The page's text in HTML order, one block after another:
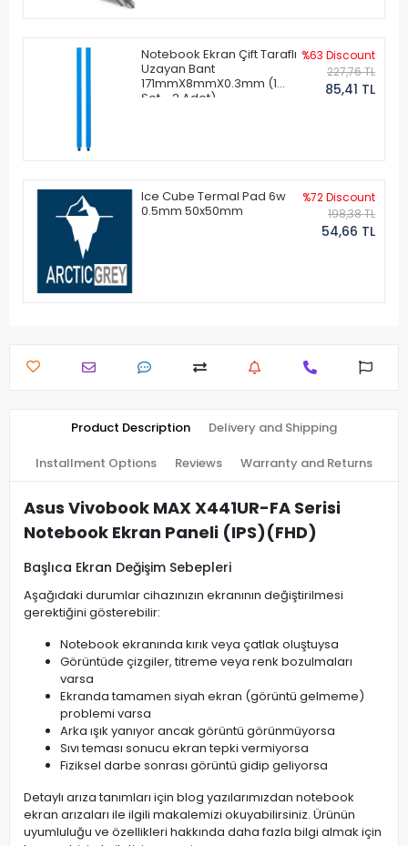
Notebook Ekran Çift Taraflı
Uzayan Bant
171mmX8mmX0.3mm (1
Set - 2 Adet)
%63 Discount
227,76 TL
85,41 TL
Ice Cube Termal Pad 6w
0.5mm 50x50mm
%72 Discount
198,38 TL
54,66 TL
Product Description Delivery and Shipping
Installment Options Reviews Warranty and Returns
Asus Vivobook MAX X441UR-FA Serisi
Notebook Ekran Paneli (IPS)(FHD)
Başlıca Ekran Değişim Sebepleri
Aşağıdaki durumlar cihazınızın ekranının değiştirilmesi
gerektiğini gösterebilir:
Notebook ekranında kırık veya çatlak oluştuysa
Görüntüde çizgiler, titreme veya renk bozulmaları
varsa
Ekranda tamamen siyah ekran (görüntü gelmeme)
problemi varsa
Arka ışık yanıyor ancak görüntü görünmüyorsa
Sıvı teması sonucu ekran tepki vermiyorsa
Fiziksel darbe sonrası görüntü gidip geliyorsa
Detaylı arıza tanımları için blog yazılarımızdan notebook
ekran arızaları ile ilgili makalemizi okuyabilirsiniz. Ürünün
uyumluluğu ve özellikleri hakkında daha fazla bilgi almak için